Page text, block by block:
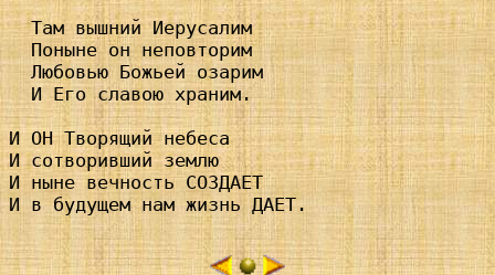
  Там вышний Иерусалим
  Поныне он неповторим
  Любовью Божьей озарим
  И Его славою храним.
И ОН Творящий небеса
И сотворивший землю
И ныне вечность СОЗДАЕТ
И в будущем нам жизнь ДАЕТ.